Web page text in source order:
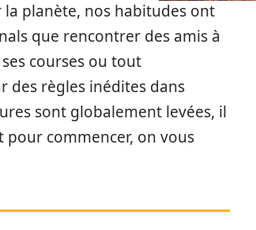
planète, nos habitudes ont
que rencontrer des amis à
courses ou tout
des règles inédites dans
sont globalement levées, il
pour commencer, on vous